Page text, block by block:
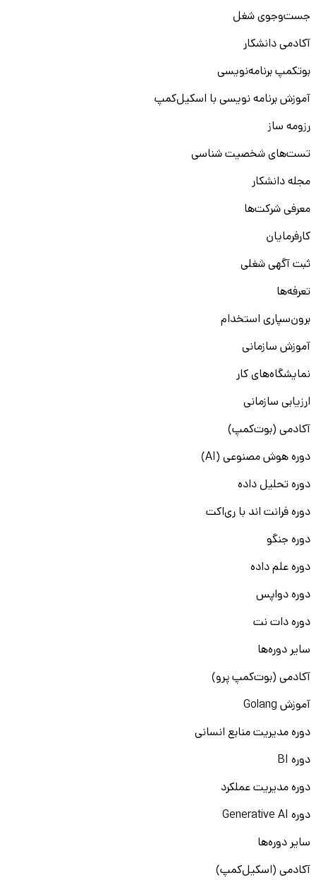
جست‌و‌جوی شغل
آکادمی دانشکار
بوتکمپ برنامه‌نویسی
آموزش برنامه نویسی با اسکیل‌کمپ
رزومه ساز
تست‌های شخصیت شناسی
مجله دانشکار
معرفی شرکت‌ها
کارفرمایان
ثبت آگهی شغلی
تعرفه‌ها
برون‌سپاری استخدام
آموزش سازمانی
نمایشگاه‌های کار
ارزیابی سازمانی
آکادمی (بوت‌کمپ)
دوره هوش مصنوعی (AI)
دوره تحلیل داده
دوره فرانت اند با ری‌اکت
دوره جنگو
دوره علم داده
دوره دواپس
دوره دات نت
سایر دوره‌ها
آکادمی (بوت‌کمپ پرو)
آموزش Golang
دوره مدیریت منابع انسانی
دوره BI
دوره مدیریت عملکرد
دوره Generative AI
سایر دوره‌ها
آکادمی (اسکیل‌کمپ)